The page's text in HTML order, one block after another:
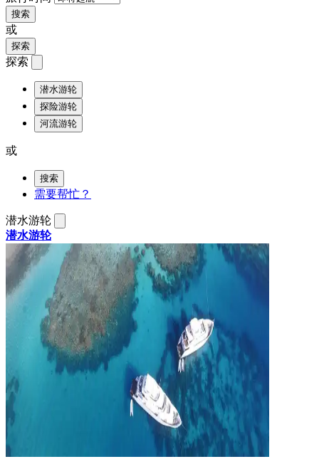
搜索
或
探索
探索
潜水游轮
探险游轮
河流游轮
或
搜索
需要帮忙？
潜水游轮
潜水游轮